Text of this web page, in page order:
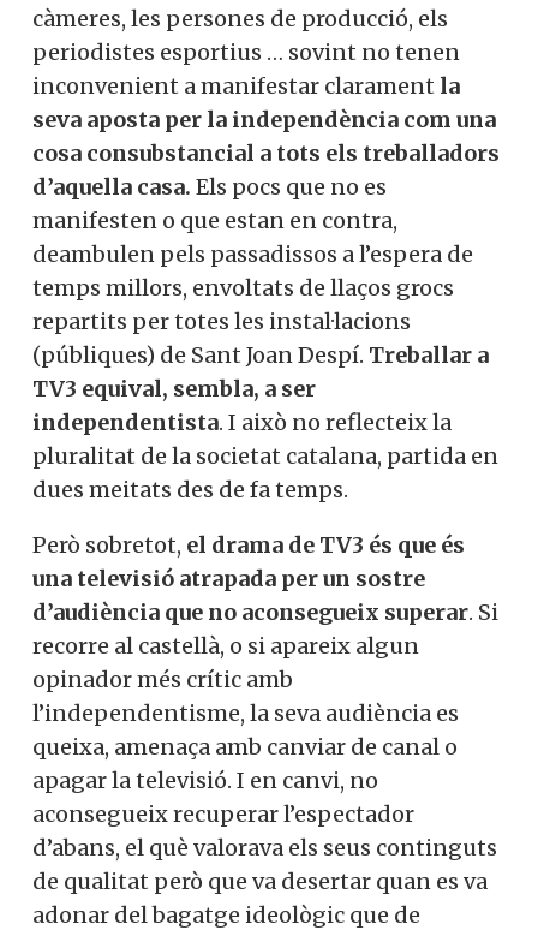
càmeres, les persones de producció, els
periodistes esportius … sovint no tenen
inconvenient a manifestar clarament la
seva aposta per la independència com una
cosa consubstancial a tots els treballadors
d’aquella casa. Els pocs que no es
manifesten o que estan en contra,
deambulen pels passadissos a l’espera de
temps millors, envoltats de llaços grocs
repartits per totes les instal·lacions
(públiques) de Sant Joan Despí. Treballar a
TV3 equival, sembla, a ser
independentista. I això no reflecteix la
pluralitat de la societat catalana, partida en
dues meitats des de fa temps.
Però sobretot, el drama de TV3 és que és
una televisió atrapada per un sostre
d’audiència que no aconsegueix superar. Si
recorre al castellà, o si apareix algun
opinador més crític amb
l’independentisme, la seva audiència es
queixa, amenaça amb canviar de canal o
apagar la televisió. I en canvi, no
aconsegueix recuperar l’espectador
d’abans, el què valorava els seus continguts
de qualitat però que va desertar quan es va
adonar del bagatge ideològic que de